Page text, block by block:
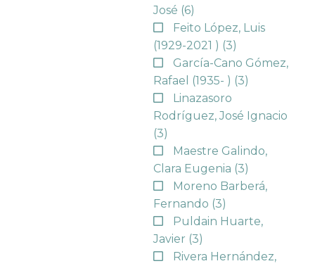
José (6)
Feito López, Luis
(1929-2021 ) (3)
García-Cano Gómez,
Rafael (1935- ) (3)
Linazasoro
Rodríguez, José Ignacio
(3)
Maestre Galindo,
Clara Eugenia (3)
Moreno Barberá,
Fernando (3)
Puldain Huarte,
Javier (3)
Rivera Hernández,